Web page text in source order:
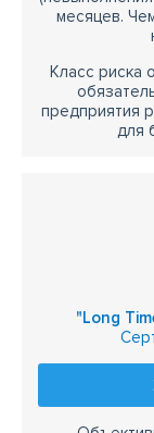
месяцев.
Класс риска
предприятия
для
"Long